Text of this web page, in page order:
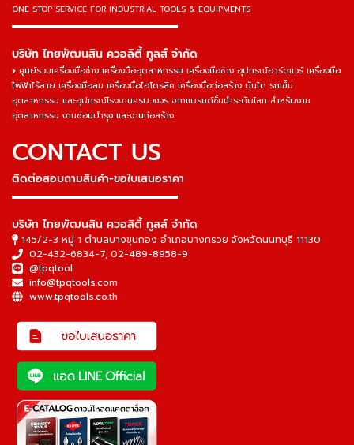
ONE STOP SERVICE FOR INDUSTRIAL TOOLS & EQUIPMENTS
▬▬▬▬▬▬▬▬▬▬▬▬▬▬▬
บริษัท ไทยพัฒนสิน ควอลิตี้ ทูลส์ จำกัด
ศูนย์รวมเครื่องมือช่าง เครื่องมืออุตสาหกรรม เครื่องมือช่าง อุปกรณ์ฮาร์ดแวร์ เครื่องมือ
ไฟฟ้าไร้สาย เครื่องมือลม เครื่องมือไฮโดรลิค เครื่องมือก่อสร้าง บันได รถเข็น
อุตสาหกรรม และอุปกรณ์โรงงานครบวงจร จากแบรนด์ชั้นนำระดับโลก สำหรับงาน
อุตสาหกรรม งานซ่อมบำรุง และงานก่อสร้าง
CONTACT US
ติดต่อสอบถามสินค้า-ขอใบเสนอราคา
▬▬▬▬▬▬▬▬▬▬▬▬▬▬▬
บริษัท ไทยพัฒนสิน ควอลิตี้ ทูลส์ จำกัด
145/2-3 หมู่ 1 ตำบลบางขุนกอง อำเภอบางกรวย จังหวัดนนทบุรี 11130
02-432-6834-7, 02-489-8958-9
@tpqtool
info@tpqtools.com
www.tpqtools.co.th